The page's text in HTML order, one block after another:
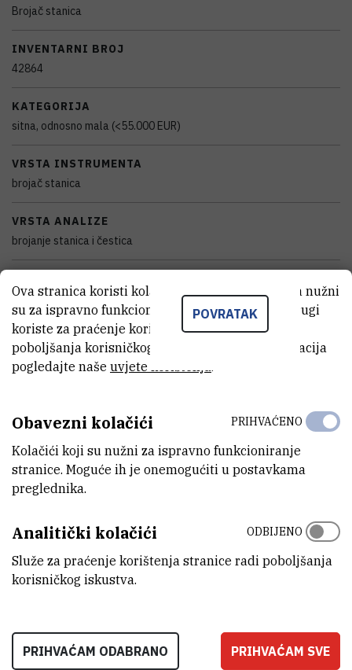
Brojač stanica
INVENTARNI BROJ
42864
KATEGORIJA
sitna, odnosno mala (<55.000 EUR)
VRSTA INSTRUMENTA
brojač stanica
VRSTA ANALIZE
brojanje stanica i čestica
određivanje broja stanica i partikala
SAMOSTALAN/VEZAN
samostalan
potpuno funkcionalan
GODINA PROIZVODNJE
2013
Europska unija
VANJSKI LINK ZA KAPITALNU OPREMU
Vidi na croris.hr
KARAKTERISTIKE
POVRATAK
Ova stranica koristi kolačiće. Neki od tih kolačića nužni
su za ispravno funkcioniranje stranice, dok se drugi
koriste za praćenje korištenja stranice radi
poboljšanja korisničkog iskustva. Za više informacija
pogledajte naše uvjete korištenja
Obavezni kolačići
Kolačići koji su nužni za ispravno funkcioniranje
stranice. Moguće ih je onemogućiti u postavkama
preglednika.
PRIHVAĆENO
Analitički kolačići
Služe za praćenje korištenja stranice radi poboljšanja
korisničkog iskustva.
ODBIJENO
PRIHVAĆAM ODABRANO PRIHVAĆAM SVE